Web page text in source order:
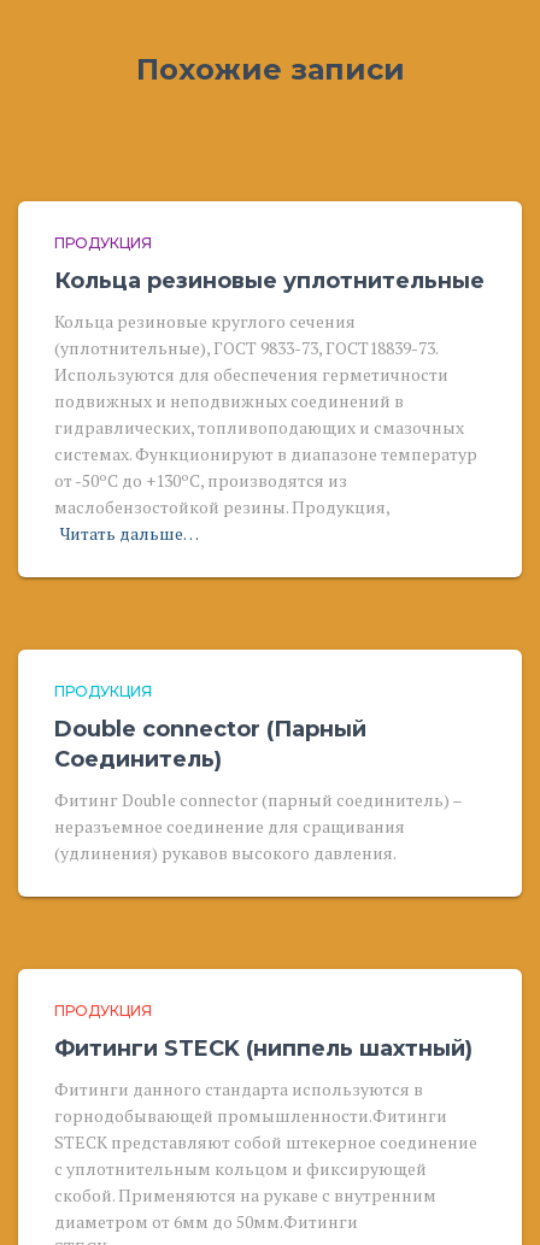
Похожие записи
ПРОДУКЦИЯ
Кольца резиновые уплотнительные
Кольца резиновые круглого сечения
(уплотнительные), ГОСТ 9833-73, ГОСТ18839-73.
Используются для обеспечения герметичности
подвижных и неподвижных соединений в
гидравлических, топливоподающих и смазочных
системах. Функционируют в диапазоне температур
от -50ºС до +130ºС, производятся из
маслобензостойкой резины. Продукция,
Читать дальше…
ПРОДУКЦИЯ
Double connector (Парный
Соединитель)
Фитинг Double connector (парный соединитель) –
неразъемное соединение для сращивания
(удлинения) рукавов высокого давления.
ПРОДУКЦИЯ
Фитинги STECK (ниппель шахтный)
Фитинги данного стандарта используются в
горнодобывающей промышленности.Фитинги
STECK представляют собой штекерное соединение
с уплотнительным кольцом и фиксирующей
скобой. Применяются на рукаве с внутренним
диаметром от 6мм до 50мм.Фитинги